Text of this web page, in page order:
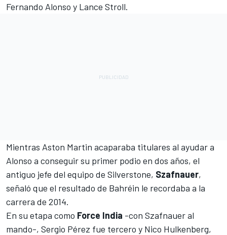
Fernando Alonso y Lance Stroll.
Mientras Aston Martin acaparaba titulares al ayudar a
Alonso a conseguir su primer podio en dos años, el
antiguo jefe del equipo de Silverstone, Szafnauer,
señaló que el resultado de Bahréin le recordaba a la
carrera de 2014.
En su etapa como Force India -con Szafnauer al
mando-, Sergio Pérez fue tercero y Nico Hulkenberg,